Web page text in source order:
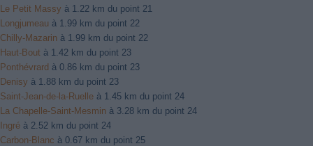
Le Petit Massy à 1.22 km du point 21
Longjumeau à 1.99 km du point 22
Chilly-Mazarin à 1.99 km du point 22
Haut-Bout à 1.42 km du point 23
Ponthévrard à 0.86 km du point 23
Denisy à 1.88 km du point 23
Saint-Jean-de-la-Ruelle à 1.45 km du point 24
La Chapelle-Saint-Mesmin à 3.28 km du point 24
Ingré à 2.52 km du point 24
Carbon-Blanc à 0.67 km du point 25